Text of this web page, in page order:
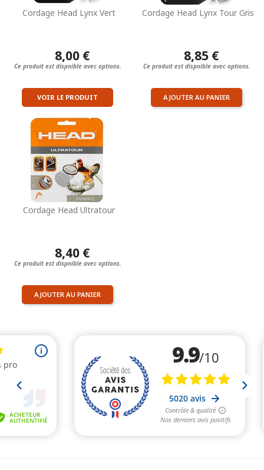
Cordage Head Lynx Vert
8,00 €
Ce produit est dispnible avec options.
VOIR LE PRODUIT
Cordage Head Lynx Tour Gris
8,85 €
Ce produit est dispnible avec options.
AJOUTER AU PANIER
Cordage Head Ultratour
8,40 €
Ce produit est dispnible avec options.
AJOUTER AU PANIER